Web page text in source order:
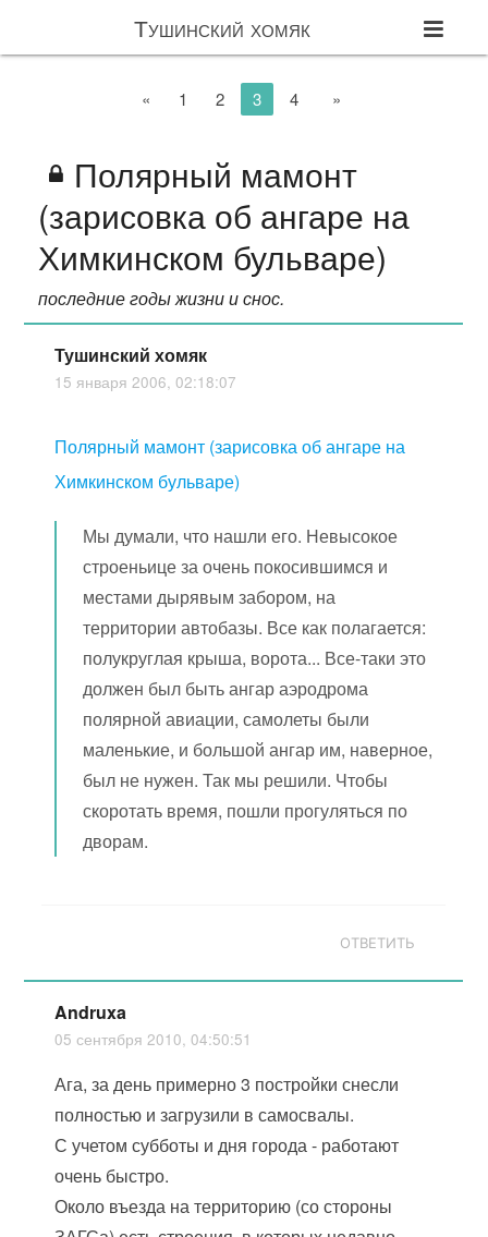
Тушинский хомяк
« 1 2 3 4 »
Полярный мамонт
(зарисовка об ангаре на
Химкинском бульваре)
последние годы жизни и снос.
Тушинский хомяк
15 января 2006, 02:18:07
Полярный мамонт (зарисовка об ангаре на
Химкинском бульваре)
Мы думали, что нашли его. Невысокое
строеньице за очень покосившимся и
местами дырявым забором, на
территории автобазы. Все как полагается:
полукруглая крыша, ворота... Все-таки это
должен был быть ангар аэродрома
полярной авиации, самолеты были
маленькие, и большой ангар им, наверное,
был не нужен. Так мы решили. Чтобы
скоротать время, пошли прогуляться по
дворам.
ОТВЕТИТЬ
Andruxa
05 сентября 2010, 04:50:51
Ага, за день примерно 3 постройки снесли
полностью и загрузили в самосвалы.
С учетом субботы и дня города - работают
очень быстро.
Около въезда на территорию (со стороны